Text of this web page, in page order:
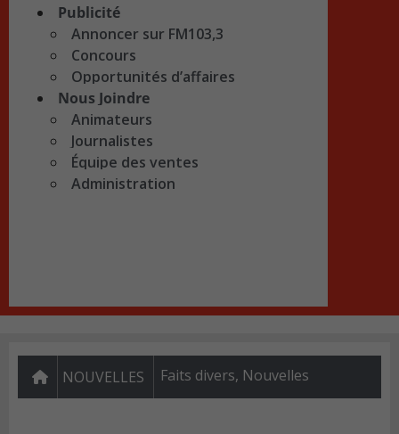
Publicité
Annoncer sur FM103,3
Concours
Opportunités d’affaires
Nous Joindre
Animateurs
Journalistes
Équipe des ventes
Administration
NOUVELLES Faits divers, Nouvelles